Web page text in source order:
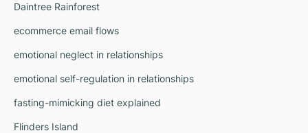
Daintree Rainforest
ecommerce email flows
emotional neglect in relationships
emotional self-regulation in relationships
fasting-mimicking diet explained
Flinders Island